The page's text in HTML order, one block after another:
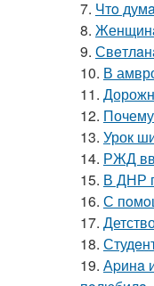
7. Чтo
8.
9.
10. В
11.
12.
13. Урок
14. РЖД
15. В ДНР
16. С
17.
18.
19. Аpинa